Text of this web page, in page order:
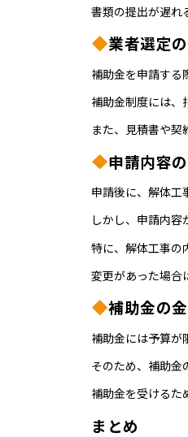
書類の提出が遅れ
業者選定
補助金を申請する
補助金制度には、
また、見積書や契
申請内容
申請後に、解体工
しかし、申請内容
特に、解体工事の
変更があった場合
補助金の
補助金には予算が
そのため、補助金
補助金を受けるた
まとめ